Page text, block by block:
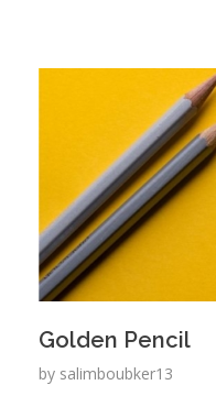
Golden Pencil
by salimboubker13